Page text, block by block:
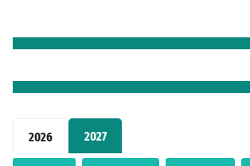
2026 2027